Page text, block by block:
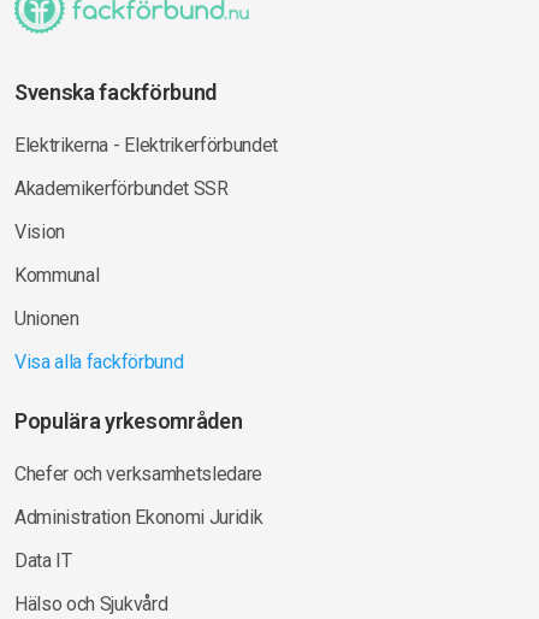
Svenska fackförbund
Elektrikerna - Elektrikerförbundet
Akademikerförbundet SSR
Vision
Kommunal
Unionen
Visa alla fackförbund
Populära yrkesområden
Chefer och verksamhetsledare
Administration Ekonomi Juridik
Data IT
Hälso och Sjukvård